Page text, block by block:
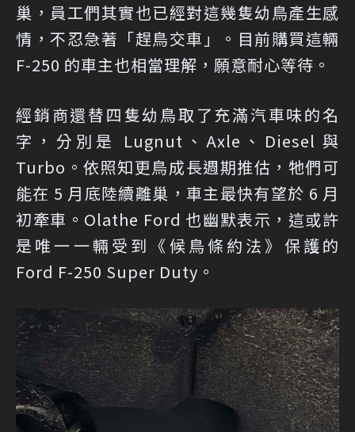
巢，員工們其實也已經對這幾隻幼鳥產生感
情，不忍急著「趕鳥交車」。目前購買這輛
F-250 的車主也相當理解，願意耐心等待。
經銷商還替四隻幼鳥取了充滿汽車味的名
字，分別是 Lugnut、Axle、Diesel 與
Turbo。依照知更鳥成長週期推估，牠們可
能在 5 月底陸續離巢，車主最快有望於 6 月
初牽車。Olathe Ford 也幽默表示，這或許
是唯一一輛受到《候鳥條約法》保護的
Ford F-250 Super Duty。